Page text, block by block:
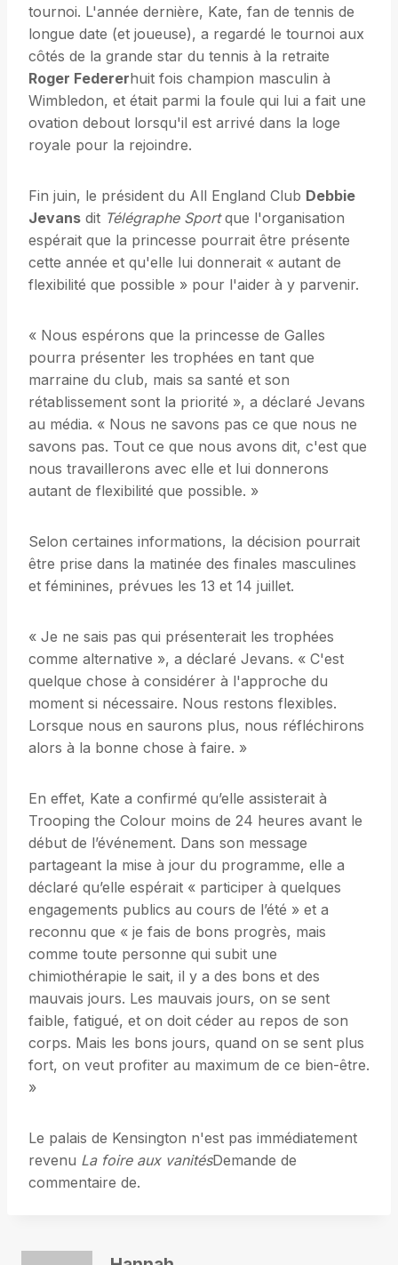
tournoi. L'année dernière, Kate, fan de tennis de
longue date (et joueuse), a regardé le tournoi aux
côtés de la grande star du tennis à la retraite
Roger Federerhuit fois champion masculin à
Wimbledon, et était parmi la foule qui lui a fait une
ovation debout lorsqu'il est arrivé dans la loge
royale pour la rejoindre.
Fin juin, le président du All England Club Debbie
Jevans dit Télégraphe Sportque l'organisation
espérait que la princesse pourrait être présente
cette année et qu'elle lui donnerait « autant de
flexibilité que possible » pour l'aider à y parvenir.
« Nous espérons que la princesse de Galles
pourra présenter les trophées en tant que
marraine du club, mais sa santé et son
rétablissement sont la priorité », a déclaré Jevans
au média. « Nous ne savons pas ce que nous ne
savons pas. Tout ce que nous avons dit, c'est que
nous travaillerons avec elle et lui donnerons
autant de flexibilité que possible. »
Selon certaines informations, la décision pourrait
être prise dans la matinée des finales masculines
et féminines, prévues les 13 et 14 juillet.
« Je ne sais pas qui présenterait les trophées
comme alternative », a déclaré Jevans. « C'est
quelque chose à considérer à l'approche du
moment si nécessaire. Nous restons flexibles.
Lorsque nous en saurons plus, nous réfléchirons
alors à la bonne chose à faire. »
En effet, Kate a confirmé qu’elle assisterait à
Trooping the Colour moins de 24 heures avant le
début de l’événement. Dans son message
partageant la mise à jour du programme, elle a
déclaré qu’elle espérait « participer à quelques
engagements publics au cours de l’été » et a
reconnu que « je fais de bons progrès, mais
comme toute personne qui subit une
chimiothérapie le sait, il y a des bons et des
mauvais jours. Les mauvais jours, on se sent
faible, fatigué, et on doit céder au repos de son
corps. Mais les bons jours, quand on se sent plus
fort, on veut profiter au maximum de ce bien-être.
»
Le palais de Kensington n'est pas immédiatement
revenu La foire aux vanitésDemande de
commentaire de.